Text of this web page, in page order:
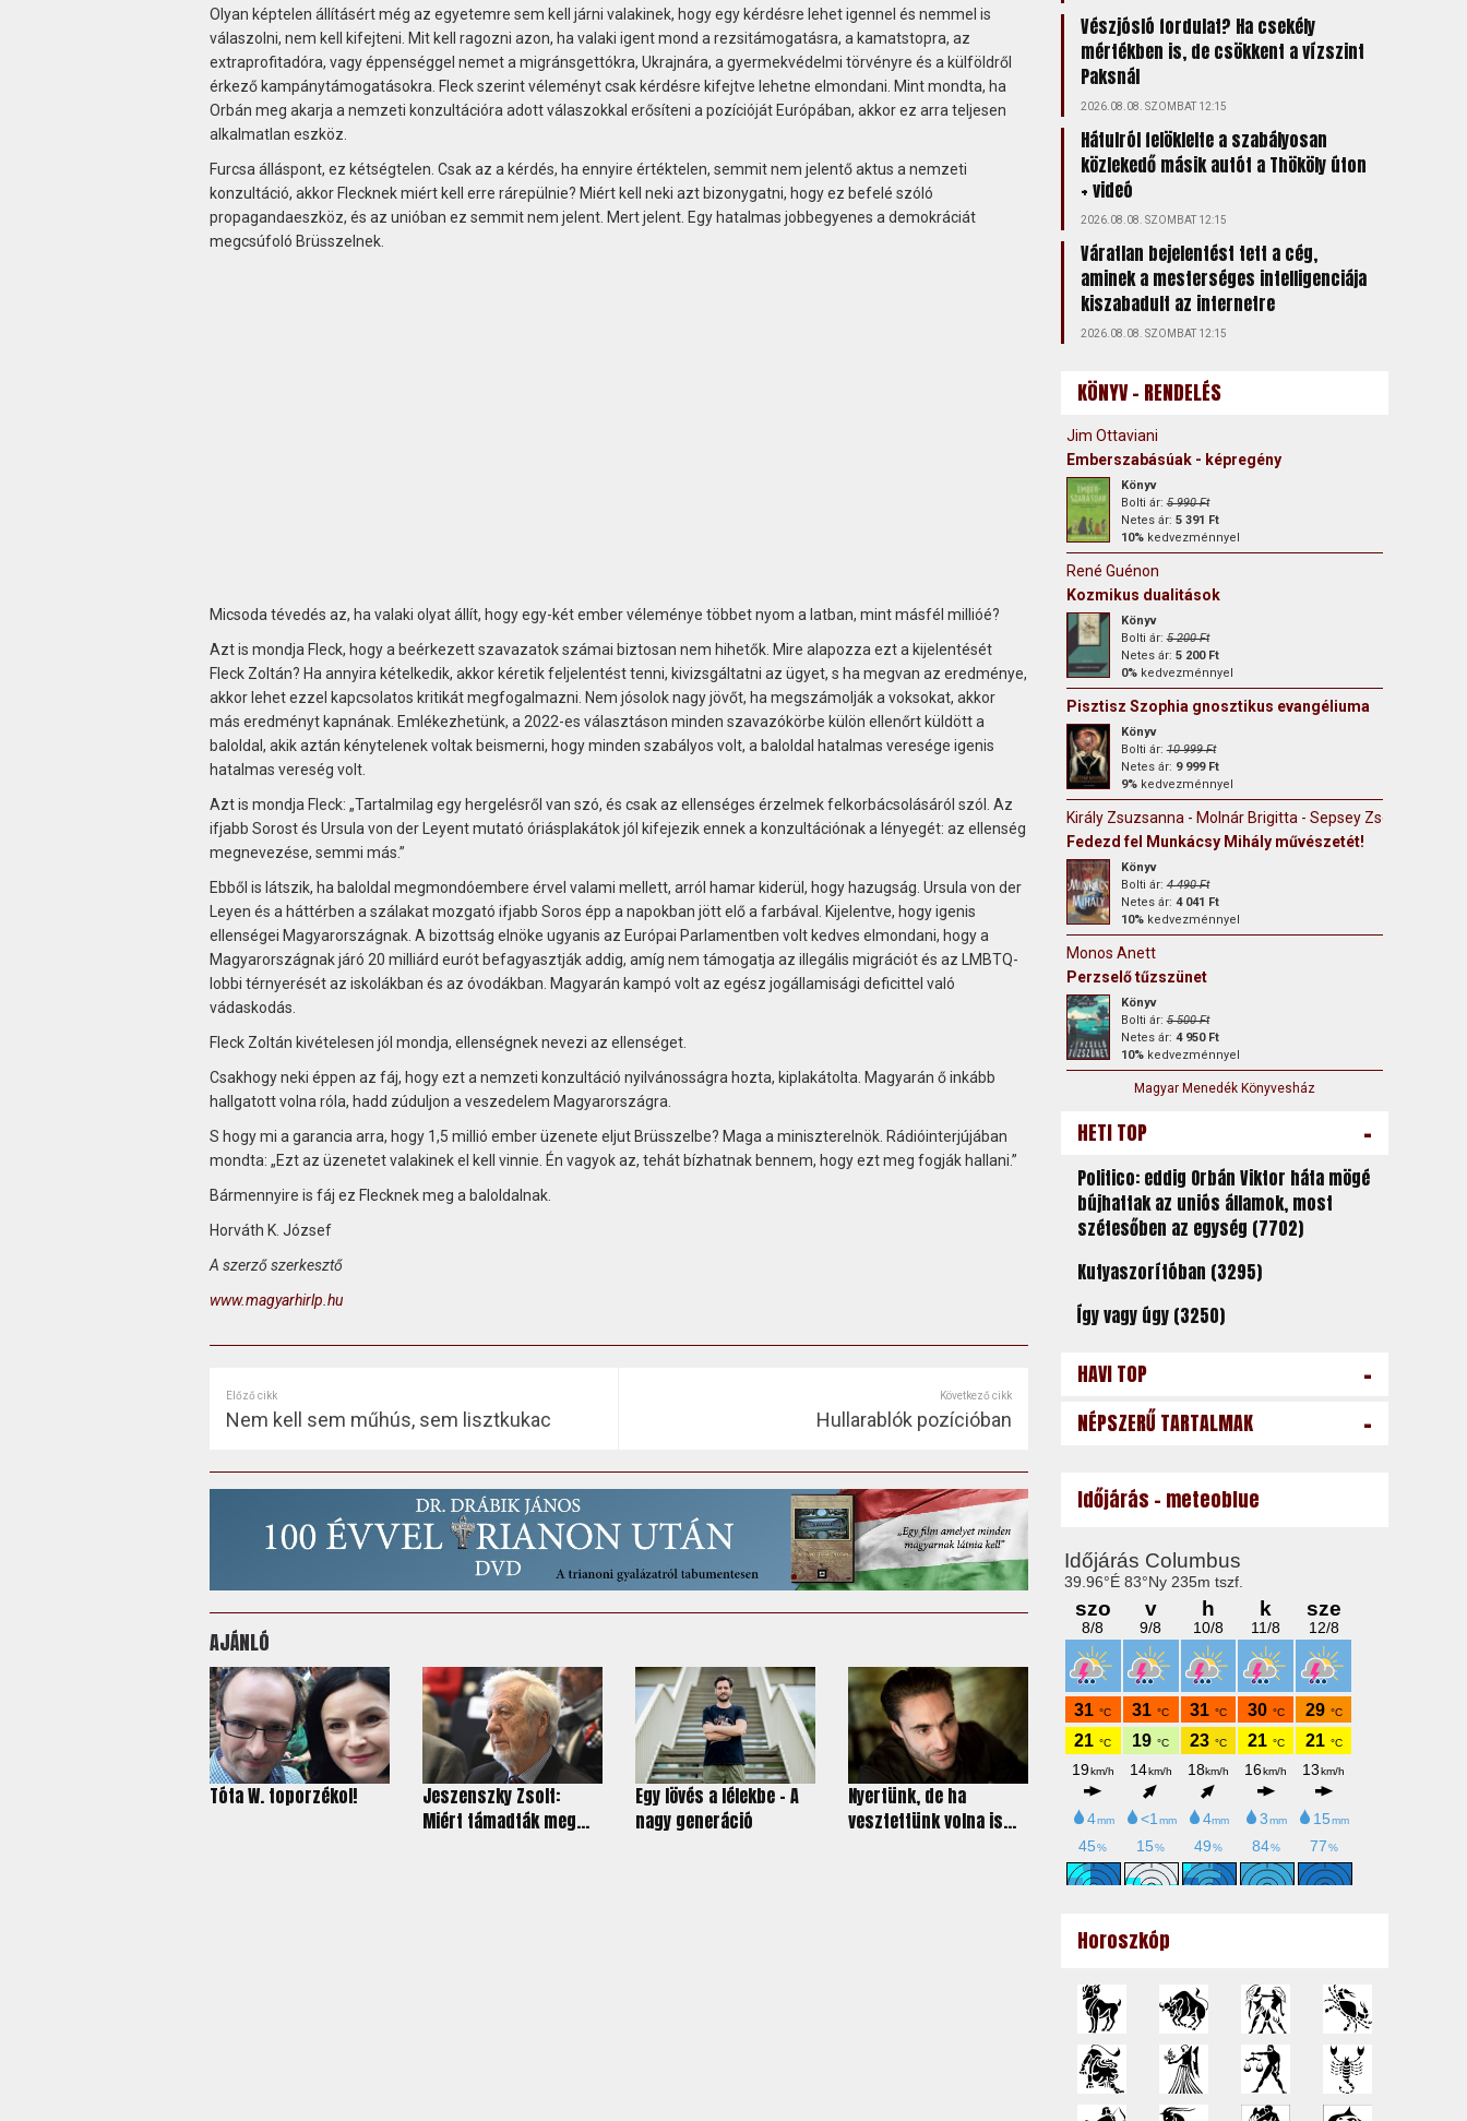
Olyan képtelen állításért még az egyetemre sem kell járni valakinek, hogy egy kérdésre lehet igennel és nemmel is
válaszolni, nem kell kifejteni. Mit kell ragozni azon, ha valaki igent mond a rezsitámogatásra, a kamatstopra, az
extraprofitadóra, vagy éppenséggel nemet a migránsgettókra, Ukrajnára, a gyermekvédelmi törvényre és a külföldről
érkező kampánytámogatásokra. Fleck szerint véleményt csak kérdésre kifejtve lehetne elmondani. Mint mondta, ha
Orbán meg akarja a nemzeti konzultációra adott válaszokkal erősíteni a pozícióját Európában, akkor ez arra teljesen
alkalmatlan eszköz.
Furcsa álláspont, ez kétségtelen. Csak az a kérdés, ha ennyire értéktelen, semmit nem jelentő aktus a nemzeti
konzultáció, akkor Flecknek miért kell erre rárepülnie? Miért kell neki azt bizonygatni, hogy ez befelé szóló
propagandaeszköz, és az unióban ez semmit nem jelent. Mert jelent. Egy hatalmas jobbegyenes a demokráciát
megcsúfoló Brüsszelnek.
Micsoda tévedés az, ha valaki olyat állít, hogy egy-két ember véleménye többet nyom a latban, mint másfél millióé?
Azt is mondja Fleck, hogy a beérkezett szavazatok számai biztosan nem hihetők. Mire alapozza ezt a kijelentését
Fleck Zoltán? Ha annyira kételkedik, akkor kéretik feljelentést tenni, kivizsgáltatni az ügyet, s ha megvan az eredménye,
akkor lehet ezzel kapcsolatos kritikát megfogalmazni. Nem jósolok nagy jövőt, ha megszámolják a voksokat, akkor
más eredményt kapnának. Emlékezhetünk, a 2022-es választáson minden szavazókörbe külön ellenőrt küldött a
baloldal, akik aztán kénytelenek voltak beismerni, hogy minden szabályos volt, a baloldal hatalmas veresége igenis
hatalmas vereség volt.
Azt is mondja Fleck: „Tartalmilag egy hergelésről van szó, és csak az ellenséges érzelmek felkorbácsolásáról szól. Az
ifjabb Sorost és Ursula von der Leyent mutató óriásplakátok jól kifejezik ennek a konzultációnak a lényegét: az ellenség
megnevezése, semmi más.”
Ebből is látszik, ha baloldal megmondóembere érvel valami mellett, arról hamar kiderül, hogy hazugság. Ursula von der
Leyen és a háttérben a szálakat mozgató ifjabb Soros épp a napokban jött elő a farbával. Kijelentve, hogy igenis
ellenségei Magyarországnak. A bizottság elnöke ugyanis az Európai Parlamentben volt kedves elmondani, hogy a
Magyarországnak járó 20 milliárd eurót befagyasztják addig, amíg nem támogatja az illegális migrációt és az LMBTQ-
lobbi térnyerését az iskolákban és az óvodákban. Magyarán kampó volt az egész jogállamisági deficittel való
vádaskodás.
Fleck Zoltán kivételesen jól mondja, ellenségnek nevezi az ellenséget.
Csakhogy neki éppen az fáj, hogy ezt a nemzeti konzultáció nyilvánosságra hozta, kiplakátolta. Magyarán ő inkább
hallgatott volna róla, hadd zúduljon a veszedelem Magyarországra.
S hogy mi a garancia arra, hogy 1,5 millió ember üzenete eljut Brüsszelbe? Maga a miniszterelnök. Rádióinterjújában
mondta: „Ezt az üzenetet valakinek el kell vinnie. Én vagyok az, tehát bízhatnak bennem, hogy ezt meg fogják hallani.”
Bármennyire is fáj ez Flecknek meg a baloldalnak.
Horváth K. József
A szerző szerkesztő
www.magyarhirlp.hu
Előző cikk
Nem kell sem műhús, sem lisztkukac
Következő cikk
Hullarablók pozícióban
AJÁNLÓ
Tóta W. toporzékol!
Jeszenszky Zsolt:
Miért támadták meg...
Egy lövés a lélekbe – A
nagy generáció
Nyertünk, de ha
vesztettünk volna is...
Vészjósló fordulat? Ha csekély
mértékben is, de csökkent a vízszint
Paksnál
2026.08.08. SZOMBAT 12:15
Hátulról felöklelte a szabályosan
közlekedő másik autót a Thököly úton
+ videó
2026.08.08. SZOMBAT 12:15
Váratlan bejelentést tett a cég,
aminek a mesterséges intelligenciája
kiszabadult az internetre
2026.08.08. SZOMBAT 12:15
KÖNYV - RENDELÉS
Jim Ottaviani
Emberszabásúak - képregény
Könyv
Bolti ár:5 990 Ft
Netes ár: 5 391 Ft
10%kedvezménnyel
René Guénon
Kozmikus dualitások
Könyv
Bolti ár:5 200 Ft
Netes ár: 5 200 Ft
0%kedvezménnyel
Pisztisz Szophia gnosztikus evangéliuma
Könyv
Bolti ár:10 999 Ft
Netes ár: 9 999 Ft
9%kedvezménnyel
Király Zsuzsanna - Molnár Brigitta - Sepsey Zsófia
Fedezd fel Munkácsy Mihály művészetét!
Könyv
Bolti ár:4 490 Ft
Netes ár: 4 041 Ft
10%kedvezménnyel
Monos Anett
Perzselő tűzszünet
Könyv
Bolti ár:5 500 Ft
Netes ár: 4 950 Ft
10%kedvezménnyel
Magyar Menedék Könyvesház
HETI TOP -
Politico: eddig Orbán Viktor háta mögé
bújhattak az uniós államok, most
szétesőben az egység (7702)
Kutyaszorítóban (3295)
Így vagy úgy (3250)
HAVI TOP -
NÉPSZERŰ TARTALMAK -
Időjárás - meteoblue
Horoszkóp